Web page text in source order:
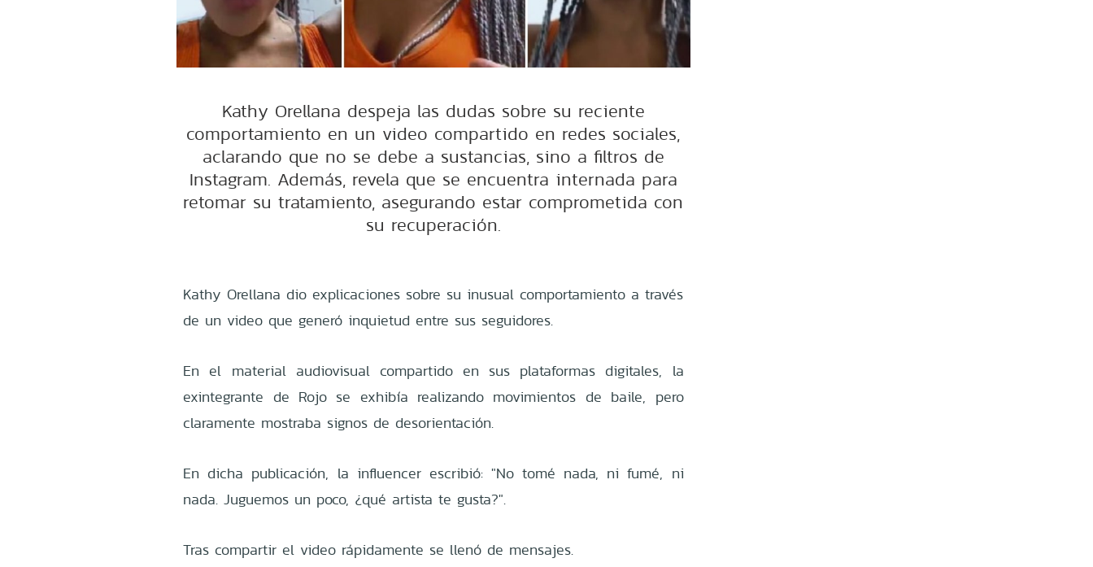
Kathy Orellana despeja las dudas sobre su reciente
comportamiento en un video compartido en redes sociales,
aclarando que no se debe a sustancias, sino a filtros de
Instagram. Además, revela que se encuentra internada para
retomar su tratamiento, asegurando estar comprometida con
su recuperación.
Kathy Orellana dio explicaciones sobre su inusual comportamiento a través
de un video que generó inquietud entre sus seguidores.
En el material audiovisual compartido en sus plataformas digitales, la
exintegrante de Rojo se exhibía realizando movimientos de baile, pero
claramente mostraba signos de desorientación.
En dicha publicación, la influencer escribió: "No tomé nada, ni fumé, ni
nada. Juguemos un poco, ¿qué artista te gusta?".
Tras compartir el video rápidamente se llenó de mensajes.